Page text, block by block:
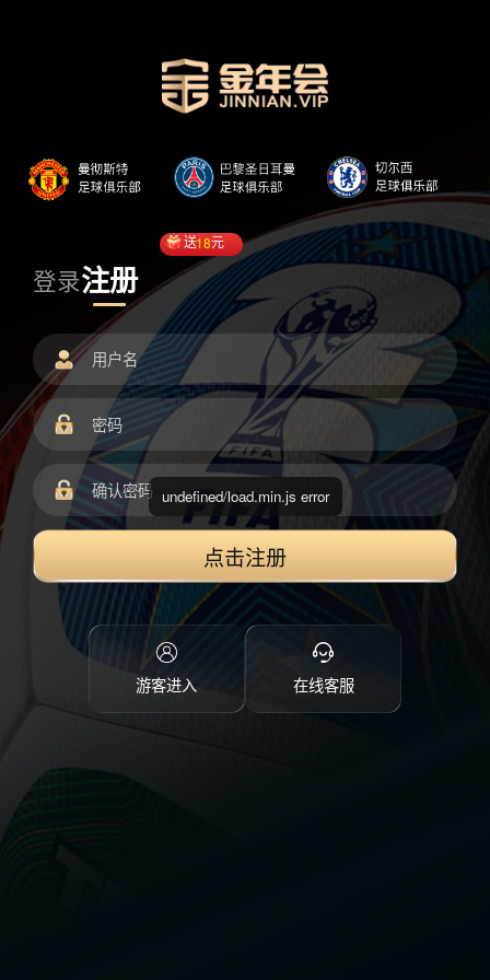
登录注册
送18元
点击注册
游客进入 在线客服
undefined/load.min.js error